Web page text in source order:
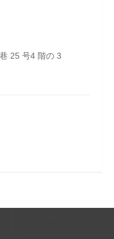
25 号4 階の 3